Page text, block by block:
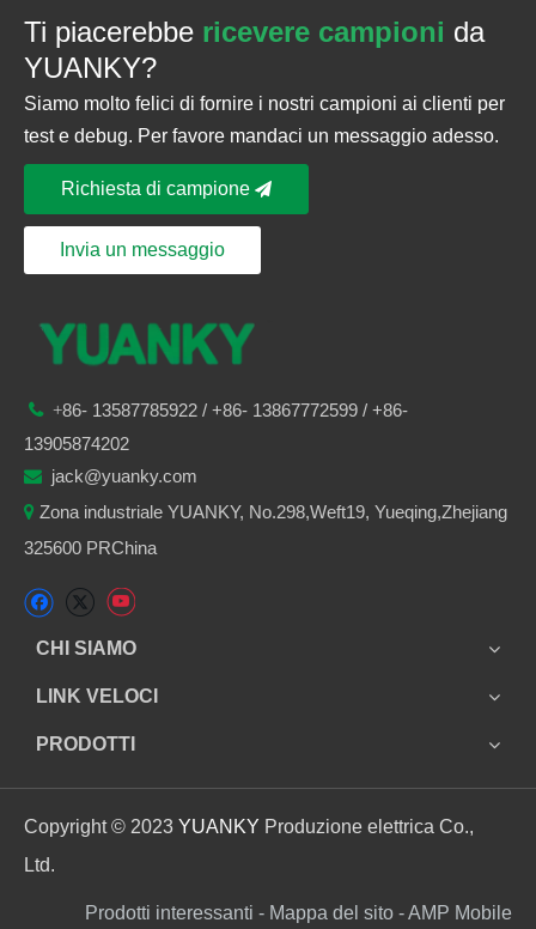
Ti piacerebbe ricevere campioni da
YUANKY?
Siamo molto felici di fornire i nostri campioni ai clienti per
test e debug. Per favore mandaci un messaggio adesso.
Richiesta di campione
Invia un messaggio
 +86- 13587785922 / +86- 13867772599 / +86-
13905874202
 jack@yuanky.com
 Zona industriale YUANKY, No.298,Weft19, Yueqing,Zhejiang
325600 PRChina
CHI SIAMO
LINK VELOCI
PRODOTTI
Copyright © 2023 YUANKY Produzione elettrica Co.,
Ltd.
Prodotti interessanti - Mappa del sito - AMP Mobile